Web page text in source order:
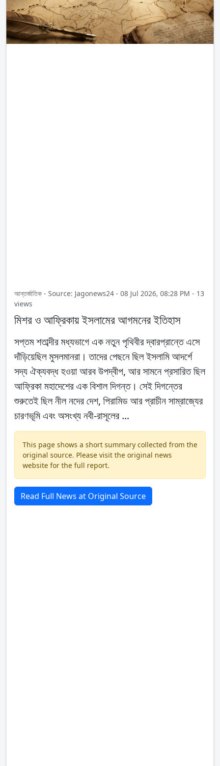
আন্তর্জাতিক - Source: Jagonews24 - 08 Jul 2026, 08:28 PM - 13
views
মিশর ও আফ্রিকায় ইসলামের আগমনের ইতিহাস
সপ্তম শতাব্দীর মধ্যভাগে এক নতুন পৃথিবীর দ্বারপ্রান্তে এসে
দাঁড়িয়েছিল মুসলমানরা। তাদের পেছনে ছিল ইসলামি আদর্শে
সদ্য ঐক্যবদ্ধ হওয়া আরব উপদ্বীপ, আর সামনে প্রসারিত ছিল
আফ্রিকা মহাদেশের এক বিশাল দিগন্ত। সেই দিগন্তের
শুরুতেই ছিল নীল নদের দেশ, পিরামিড আর প্রাচীন সাম্রাজ্যের
চারণভূমি এবং অসংখ্য নবী-রাসূলের ...
This page shows a short summary collected from the
original source. Please visit the original news
website for the full report.
Read Full News at Original Source